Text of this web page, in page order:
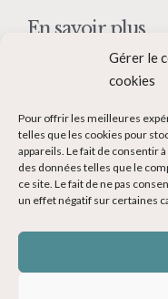
Gérer le
cookies
Pour offrir les meilleures
telles que les cookies pour
appareils. Le fait de consentir
des données telles que le
ce site. Le fait de ne pas
un effet négatif sur certaines
En savoir plus
Contact
Devenir Blogueur
Ma Bucket List